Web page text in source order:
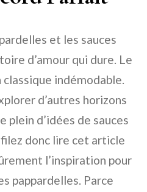
et les sauces
d’amour qui dure. Le
classique indémodable.
d’autres horizons
d’idées de sauces
donc lire cet article
l’inspiration pour
pappardelles. Parce